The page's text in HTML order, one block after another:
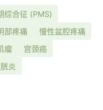
综合征 (PMS)
部疼痛
慢性盆腔疼痛
瘤
宫颈癌
炎